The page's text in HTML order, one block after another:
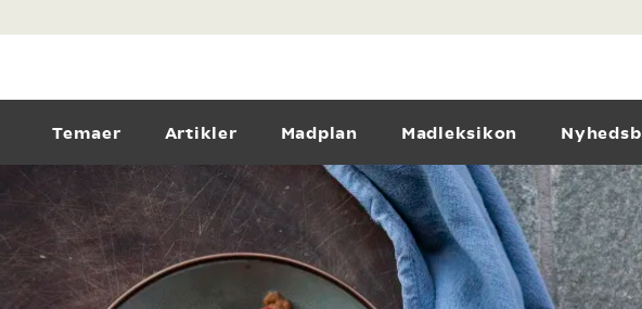
Temaer Artikler Madplan Madleksikon